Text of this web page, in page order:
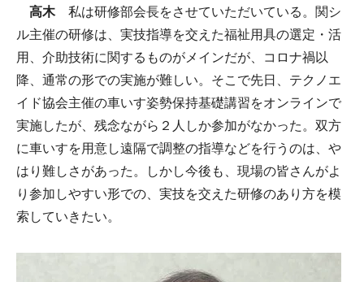
高木私は研修部会長をさせていただいている。関シ
ル主催の研修は、実技指導を交えた福祉用具の選定・活
用、介助技術に関するものがメインだが、コロナ禍以
降、通常の形での実施が難しい。そこで先日、テクノエ
イド協会主催の車いす姿勢保持基礎講習をオンラインで
実施したが、残念ながら２人しか参加がなかった。双方
に車いすを用意し遠隔で調整の指導などを行うのは、や
はり難しさがあった。しかし今後も、現場の皆さんがよ
り参加しやすい形での、実技を交えた研修のあり方を模
索していきたい。